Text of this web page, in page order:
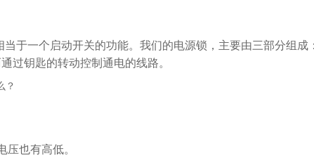
于一个启动开关的功能。我们的电源锁，主要由三部分组成
过钥匙的转动控制通电的线路。
压也有高低。